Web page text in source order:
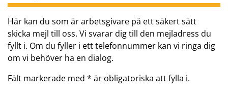
Här kan du som är arbetsgivare på ett säkert sätt
skicka mejl till oss. Vi svarar dig till den mejladress du
fyllt i. Om du fyller i ett telefonnummer kan vi ringa dig
om vi behöver ha en dialog.
Fält markerade med * är obligatoriska att fylla i.